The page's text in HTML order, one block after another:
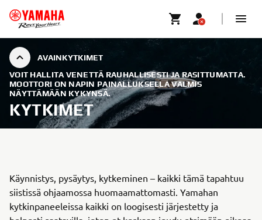
AVAINKYTKIMET
VOIT HALLITA VENETTÄ RAUHALLISESTI JA RASITTUMATTA.
MOOTTORI ON NAPIN PAINALLUKSELLA VALMIS
NÄYTTÄMÄÄN KYKYNSÄ.
KYTKIMET
Käynnistys, pysäytys, kytkeminen – kaikki tämä tapahtuu
siistissä ohjaamossa huomaamattomasti. Yamahan
kytkinpaneeleissa kaikki on loogisesti järjestetty ja